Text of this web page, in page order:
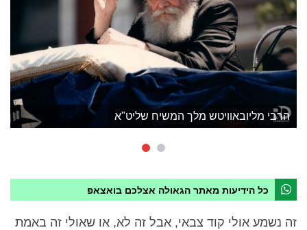
הרבי מליובאוויטש מלך המשיח שליט"א
כל הידיעות מאתר הגאולה אצלכם בואצאפ
זה נשמע אולי קוד צבאי, אבל זה לא, או שאולי זה באמת